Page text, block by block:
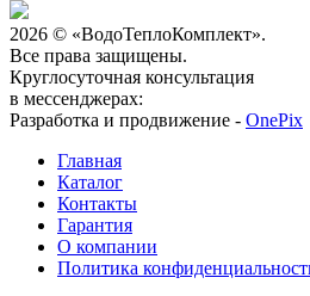
2026 © «ВодоТеплоКомплект».
Все права защищены.
Круглосуточная консультация
в мессенджерах:
Разработка и продвижение - OnePix
Главная
Каталог
Контакты
Гарантия
О компании
Политика